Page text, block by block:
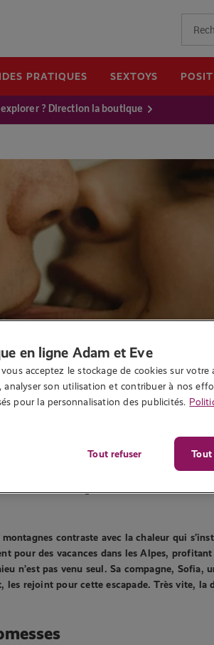
PRATIQUES SEXTOYS
explorer ? Direction la boutique
nuit à quatre sous les
contraste avec la chaleur qui
pour des vacances dans les Alpes, profitant
n’est pas venu seul. Sa compagne, Sofia,
les rejoint pour cette escapade. Très vite, la
en ligne Adam et Eve
vous acceptez le stockage de cookies sur votre
analyser son utilisation et contribuer à nos
pour la personnalisation des publicités.
Tout refuser Tout